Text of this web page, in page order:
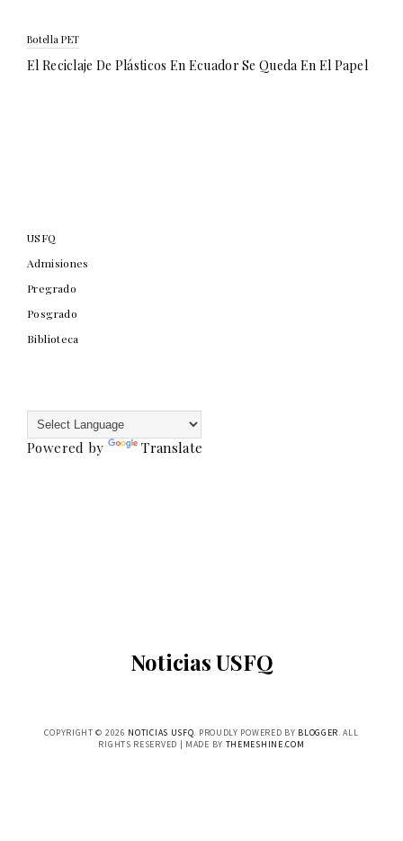
Botella PET
El Reciclaje De Plásticos En Ecuador Se Queda En El Papel
USFQ
Admisiones
Pregrado
Posgrado
Biblioteca
Powered by Translate
Noticias USFQ
COPYRIGHT © 2026 NOTICIAS USFQ. PROUDLY POWERED BY BLOGGER. ALL
RIGHTS RESERVED | MADE BY THEMESHINE.COM